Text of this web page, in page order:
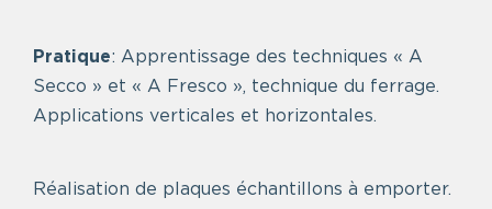
Pratique: Apprentissage des techniques « A
Secco » et « A Fresco », technique du ferrage.
Applications verticales et horizontales.
Réalisation de plaques échantillons à emporter.